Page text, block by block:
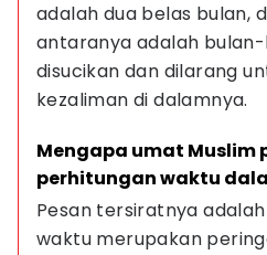
adalah dua belas bulan,
antaranya adalah
disucikan dan dilarang
kezaliman di dalamnya.
Mengapa umat Muslim
perhitungan waktu
Pesan tersiratnya
waktu merupakan